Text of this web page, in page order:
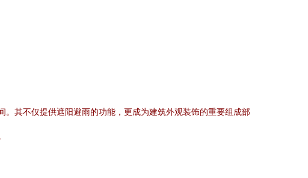
其不仅提供遮阳避雨的功能，更成为建筑外观装饰的重要组成部